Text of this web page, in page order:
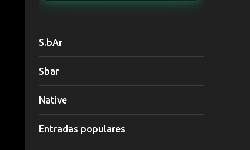
S.bAr
Sbar
Native
Entradas populares